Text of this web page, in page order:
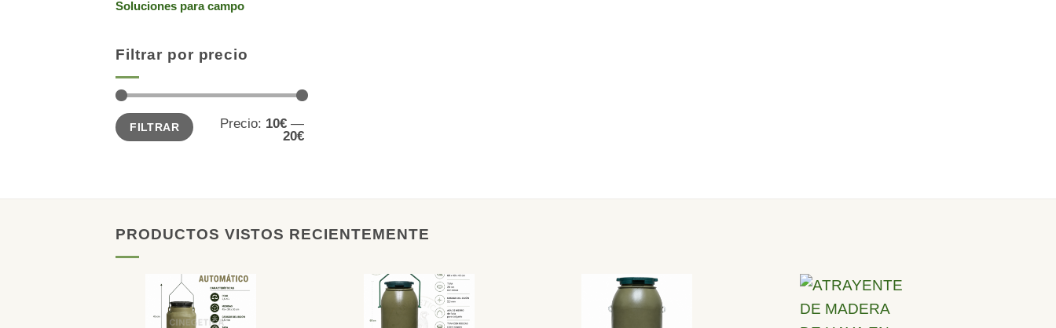
Soluciones para campo
Filtrar por precio
Precio
mínimo
Precio
máximo
FILTRAR Precio: 10€ —
20€
PRODUCTOS VISTOS RECIENTEMENTE